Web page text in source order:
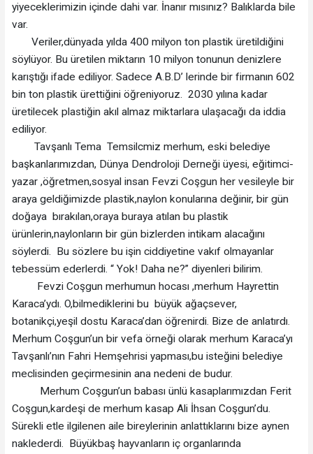
yiyeceklerimizin içinde dahi var. İnanır mısınız? Balıklarda bile
var.
Veriler,dünyada yılda 400 milyon ton plastik üretildiğini
söylüyor. Bu üretilen miktarın 10 milyon tonunun denizlere
karıştığı ifade ediliyor. Sadece A.B.D’ lerinde bir firmanın 602
bin ton plastik ürettiğini öğreniyoruz. 2030 yılına kadar
üretilecek plastiğin akıl almaz miktarlara ulaşacağı da iddia
ediliyor.
Tavşanlı Tema Temsilcmiz merhum, eski belediye
başkanlarımızdan, Dünya Dendroloji Derneği üyesi, eğitimci-
yazar ,öğretmen,sosyal insan Fevzi Coşgun her vesileyle bir
araya geldiğimizde plastik,naylon konularına değinir, bir gün
doğaya bırakılan,oraya buraya atılan bu plastik
ürünlerin,naylonların bir gün bizlerden intikam alacağını
söylerdi. Bu sözlere bu işin ciddiyetine vakıf olmayanlar
tebessüm ederlerdi. “ Yok! Daha ne?” diyenleri bilirim.
Fevzi Coşgun merhumun hocası ,merhum Hayrettin
Karaca’ydı. O,bilmediklerini bu büyük ağaçsever,
botanikçi,yeşil dostu Karaca’dan öğrenirdi. Bize de anlatırdı.
Merhum Coşgun’un bir vefa örneği olarak merhum Karaca’yı
Tavşanlı’nın Fahri Hemşehrisi yapması,bu isteğini belediye
meclisinden geçirmesinin ana nedeni de budur.
Merhum Coşgun’un babası ünlü kasaplarımızdan Ferit
Coşgun,kardeşi de merhum kasap Ali İhsan Coşgun’du.
Sürekli etle ilgilenen aile bireylerinin anlattıklarını bize aynen
naklederdi. Büyükbaş hayvanların iç organlarında